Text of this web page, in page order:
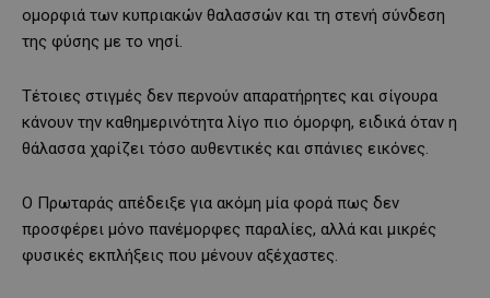
ομορφιά των κυπριακών θαλασσών και τη στενή σύνδεση
της φύσης με το νησί.
Τέτοιες στιγμές δεν περνούν απαρατήρητες και σίγουρα
κάνουν την καθημερινότητα λίγο πιο όμορφη, ειδικά όταν η
θάλασσα χαρίζει τόσο αυθεντικές και σπάνιες εικόνες.
Ο Πρωταράς απέδειξε για ακόμη μία φορά πως δεν
προσφέρει μόνο πανέμορφες παραλίες, αλλά και μικρές
φυσικές εκπλήξεις που μένουν αξέχαστες.